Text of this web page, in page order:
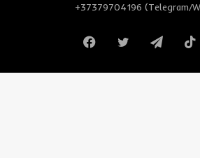
+37379704196 (Telegram/
FacebookTwitter